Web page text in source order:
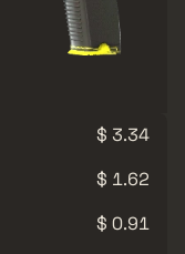
$ 3.34
$ 1.62
$ 0.91